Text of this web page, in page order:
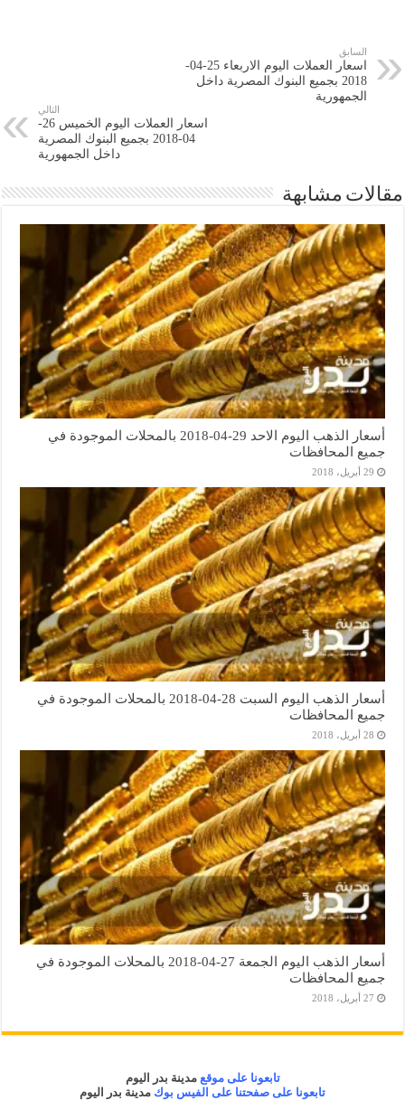
السابق
اسعار العملات اليوم الاربعاء 25-04-
2018 بجميع البنوك المصرية داخل
الجمهورية
التالي
اسعار العملات اليوم الخميس 26-
04-2018 بجميع البنوك المصرية
داخل الجمهورية
مقالات مشابهة
أسعار الذهب اليوم الاحد 29-04-2018 بالمحلات الموجودة في
جميع المحافظات
29 أبريل، 2018
أسعار الذهب اليوم السبت 28-04-2018 بالمحلات الموجودة في
جميع المحافظات
28 أبريل، 2018
أسعار الذهب اليوم الجمعة 27-04-2018 بالمحلات الموجودة في
جميع المحافظات
27 أبريل، 2018
تابعونا على موقع مدينة بدر اليوم
تابعونا على صفحتنا على الفيس بوك مدينة بدر اليوم